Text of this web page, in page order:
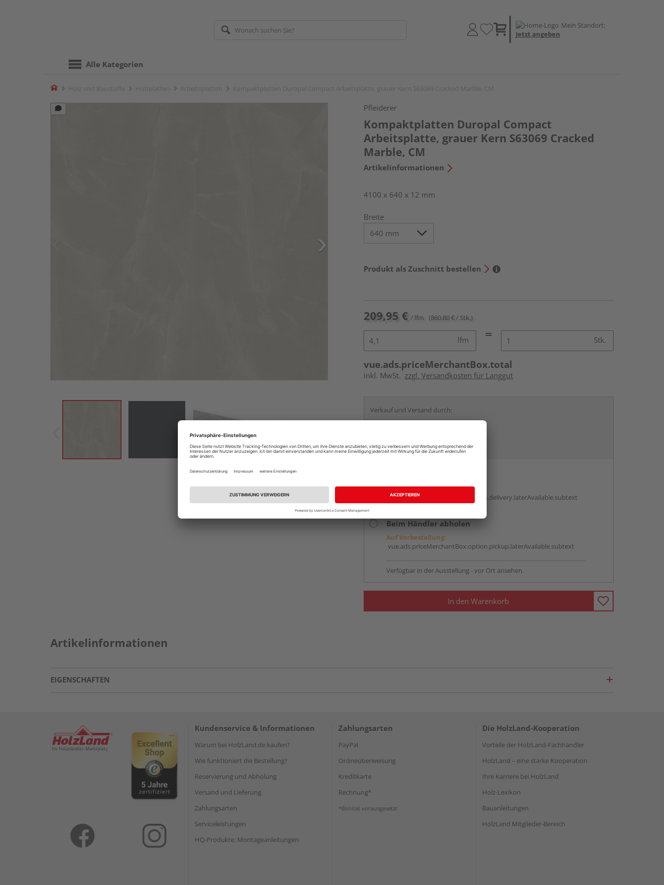
Mein Standort:
Jetzt angeben
Alle Kategorien
Home
Pfleiderer
Kompaktplatten Duropal Compact
Arbeitsplatte, grauer Kern S63069 Cracked
Marble, CM
Artikelinformationen
4100 x 640 x 12 mm
Breite
Produkt als Zuschnitt bestellen
209,95 € / lfm (860,80 € / Stk.)
lfm Stk.
vue.ads.priceMerchantBox.total
inkl. MwSt. zzgl. Versandkosten für Langgut
Verkauf und Versand durch:
HolzLand von der Stein
Services Kontakt
Auf Vorbestellung:
vue.ads.priceMerchantBox.option.delivery.laterAvailable.subtext
Beim Händler abholen
Auf Vorbestellung:
vue.ads.priceMerchantBox.option.pickup.laterAvailable.subtext
Verfügbar in der Ausstellung - vor Ort ansehen.
In den Warenkorb
Artikelinformationen
EIGENSCHAFTEN
Kundenservice & Informationen
Warum bei HolzLand.de kaufen?
Wie funktioniert die Bestellung?
Reservierung und Abholung
Versand und Lieferung
Zahlungsarten
Serviceleistungen
HQ-Produkte: Montageanleitungen
Zahlungsarten
PayPal
Onlineüberweisung
Kreditkarte
Rechnung*
*Bonität vorausgesetzt
Die HolzLand-Kooperation
Vorteile der HolzLand-Fachhändler
HolzLand – eine starke Kooperation
Ihre Karriere bei HolzLand
Holz-Lexikon
Bauanleitungen
HolzLand Mitglieder-Bereich